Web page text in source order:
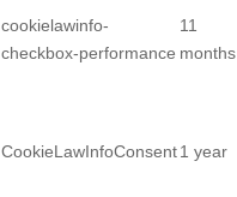
cookielawinfo-
checkbox-performance
11
months
CookieLawInfoConsent1 year